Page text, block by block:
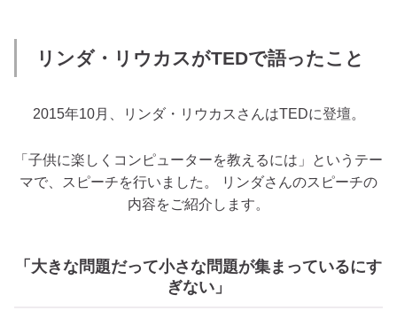
リンダ・リウカスがTEDで語ったこと
2015年10月、リンダ・リウカスさんはTEDに登壇。
「子供に楽しくコンピューターを教えるには」というテー
マで、スピーチを行いました。 リンダさんのスピーチの
内容をご紹介します。
「大きな問題だって小さな問題が集まっているにす
ぎない」